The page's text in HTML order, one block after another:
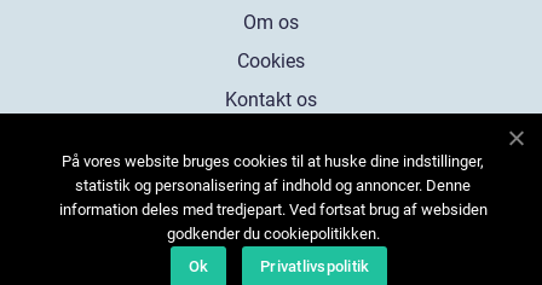
Om os
Cookies
Kontakt os
På vores website bruges cookies til at huske dine indstillinger,
statistik og personalisering af indhold og annoncer. Denne
information deles med tredjepart. Ved fortsat brug af websiden
godkender du cookiepolitikken.
Ok
Privatlivspolitik